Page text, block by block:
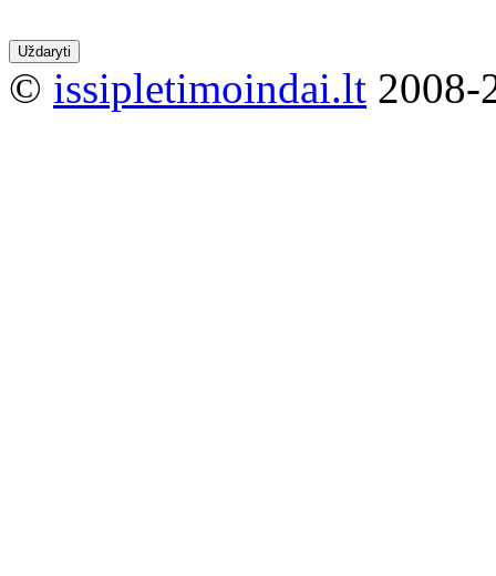
Uždaryti
© issipletimoindai.lt 2008-